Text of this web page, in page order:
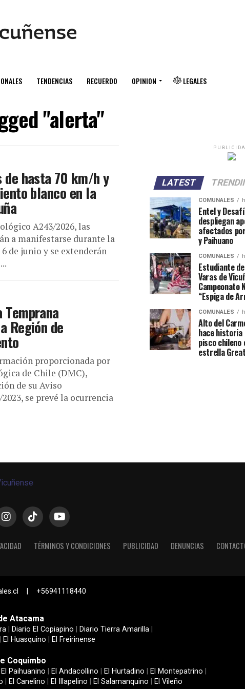
TENDENCIAS RECUERDO OPINION LEGALES
"alerta"
hasta 70 km/h y
blanco en la
A243/2026, las
a manifestarse durante la
de junio y se extenderán
Región de
proporcionada por
de Chile (DMC),
de su Aviso
se prevé la ocurrencia
LATEST
COMUNALES
Entel y
despliegan
afectados
y Paihuano
COMUNALES
Estudiante
Varas de
Campeonato
“Espiga de
COMUNALES
Alto del
hace historia
pisco chileno
estrella
TÉRMINOS Y CONDICIONES PUBLICIDAD DENUNCIAS
| +56941118440
Atacama
Diario El Copiapino Diario Tierra Amarilla
El Huasquino El Freirinense
Coquimbo
El Paihuanino El Andacollino El Hurtadino El Montepatrino
El Canelino El Illapelino El Salamanquino El Vileño